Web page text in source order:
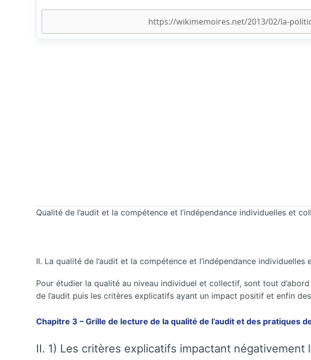
Qualité de l’audit et la compétence et l’indépendance individuelles et
II. La qualité de l’audit et la compétence et l’indépendance individuelles
Pour étudier la qualité au niveau individuel et collectif, sont tout
de l’audit puis les critères explicatifs ayant un impact positif et enfin
Chapitre 3 – Grille de lecture de la qualité de l’audit et des pratiques
II. 1) Les critères explicatifs impactant négativement